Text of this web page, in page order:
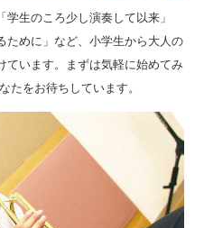
学生のころ少し演奏して以来」
ために」など、小学生から大人の
ています。まずは気軽に始めてみ
たをお待ちしています。